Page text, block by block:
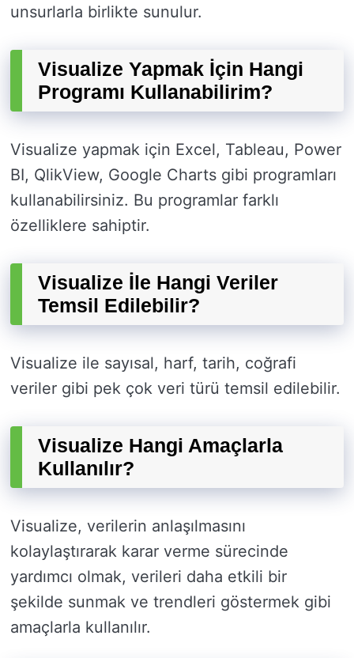
unsurlarla birlikte sunulur.
Visualize Yapmak İçin Hangi
Programı Kullanabilirim?
Visualize yapmak için Excel, Tableau, Power
BI, QlikView, Google Charts gibi programları
kullanabilirsiniz. Bu programlar farklı
özelliklere sahiptir.
Visualize İle Hangi Veriler
Temsil Edilebilir?
Visualize ile sayısal, harf, tarih, coğrafi
veriler gibi pek çok veri türü temsil edilebilir.
Visualize Hangi Amaçlarla
Kullanılır?
Visualize, verilerin anlaşılmasını
kolaylaştırarak karar verme sürecinde
yardımcı olmak, verileri daha etkili bir
şekilde sunmak ve trendleri göstermek gibi
amaçlarla kullanılır.